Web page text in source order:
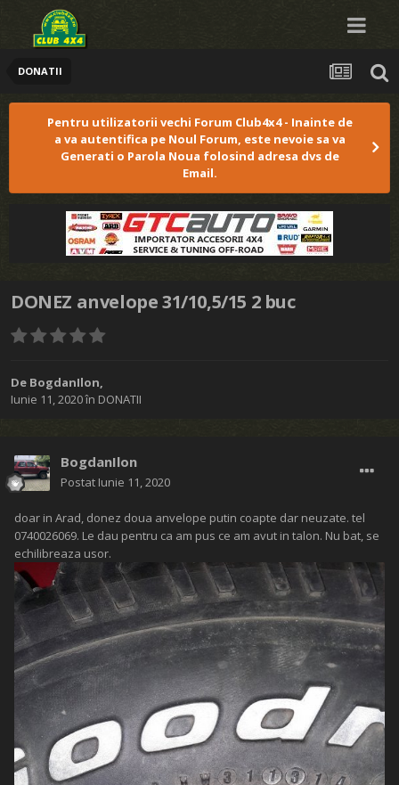
DONATII
Pentru utilizatorii vechi Forum Club4x4 - Inainte de
a va autentifica pe Noul Forum, este nevoie sa va
Generati o Parola Noua folosind adresa dvs de
Email.
DONEZ anvelope 31/10,5/15 2 buc
De BogdanIlon,
Iunie 11, 2020în DONATII
BogdanIlon
Postat Iunie 11, 2020
doar in Arad, donez doua anvelope putin coapte dar neuzate. tel
0740026069. Le dau pentru ca am pus ce am avut in talon. Nu bat, se
echilibreaza usor.